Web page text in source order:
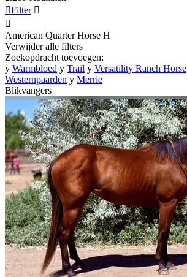
Filter 

American Quarter Horse H
Verwijder alle filters
Zoekopdracht toevoegen:
y Warmbloed y Trail y Versatility Ranch Horse
Westernpaarden y Merrie
Blikvangers